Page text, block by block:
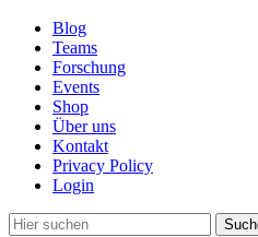
Blog
Teams
Forschung
Events
Shop
Über uns
Kontakt
Privacy Policy
Login